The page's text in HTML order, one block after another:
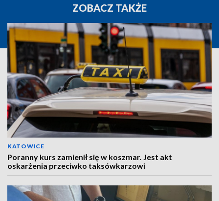
ZOBACZ TAKŻE
KATOWICE
Poranny kurs zamienił się w koszmar. Jest akt
oskarżenia przeciwko taksówkarzowi